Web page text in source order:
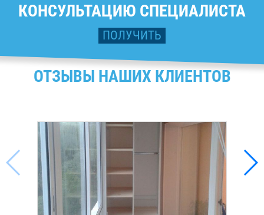
КОНСУЛЬТАЦИЮ СПЕЦИАЛИСТА
ПОЛУЧИТЬ
ОТЗЫВЫ НАШИХ КЛИЕНТОВ